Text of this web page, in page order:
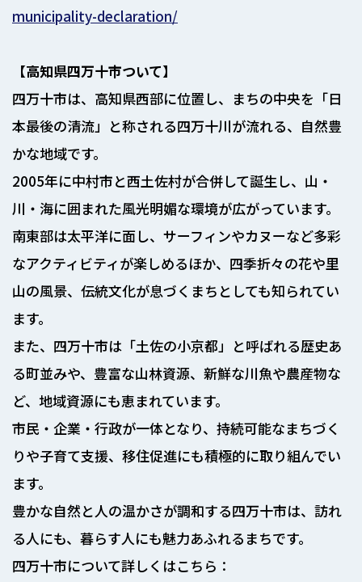
municipality-declaration/
【高知県四万十市ついて】
四万十市は、高知県西部に位置し、まちの中央を「日
本最後の清流」と称される四万十川が流れる、自然豊
かな地域です。
2005年に中村市と西土佐村が合併して誕生し、山・
川・海に囲まれた風光明媚な環境が広がっています。
南東部は太平洋に面し、サーフィンやカヌーなど多彩
なアクティビティが楽しめるほか、四季折々の花や里
山の風景、伝統文化が息づくまちとしても知られてい
ます。
また、四万十市は「土佐の小京都」と呼ばれる歴史あ
る町並みや、豊富な山林資源、新鮮な川魚や農産物な
ど、地域資源にも恵まれています。
市民・企業・行政が一体となり、持続可能なまちづく
りや子育て支援、移住促進にも積極的に取り組んでい
ます。
豊かな自然と人の温かさが調和する四万十市は、訪れ
る人にも、暮らす人にも魅力あふれるまちです。
四万十市について詳しくはこちら：